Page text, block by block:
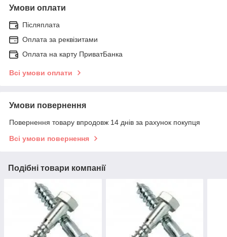
Умови оплати
Післяплата
Оплата за реквізитами
Оплата на карту ПриватБанка
Всі умови оплати
Умови повернення
Повернення товару впродовж 14 днів за рахунок покупця
Всі умови повернення
Подібні товари компанії